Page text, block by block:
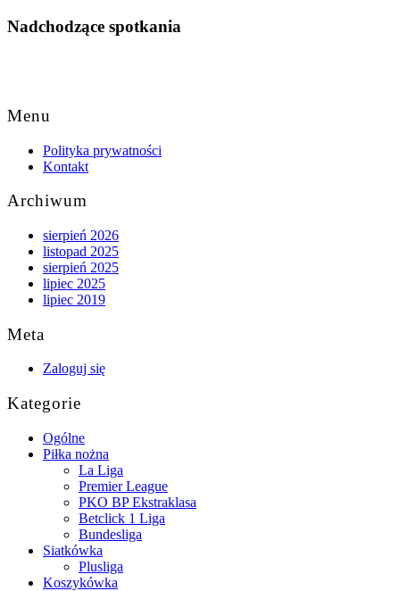
Nadchodzące spotkania
Top
Menu
Polityka prywatności
Kontakt
Archiwum
sierpień 2026
listopad 2025
sierpień 2025
lipiec 2025
lipiec 2019
Meta
Zaloguj się
Kategorie
Ogólne
Piłka nożna
La Liga
Premier League
PKO BP Ekstraklasa
Betclick 1 Liga
Bundesliga
Siatkówka
Plusliga
Koszykówka